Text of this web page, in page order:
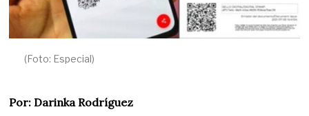
(Foto: Especial)
Por: Darinka Rodríguez